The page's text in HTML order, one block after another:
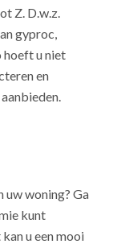
Z. D.w.z.
gyproc,
u niet
en
uw woning? Ga
kunt
u een mooi